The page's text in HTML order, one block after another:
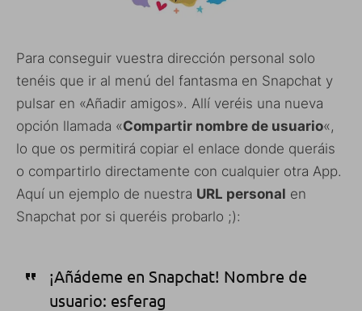
Para conseguir vuestra dirección personal solo
tenéis que ir al menú del fantasma en Snapchat y
pulsar en «Añadir amigos». Allí veréis una nueva
opción llamada «Compartir nombre de usuario«,
lo que os permitirá copiar el enlace donde queráis
o compartirlo directamente con cualquier otra App.
Aquí un ejemplo de nuestra URL personal en
Snapchat por si queréis probarlo ;):
¡Añádeme en Snapchat! Nombre de
usuario: esferag